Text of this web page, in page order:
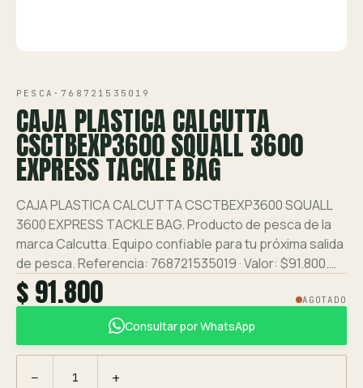
PESCA · 768721535019
CAJA PLASTICA CALCUTTA
CSCTBEXP3600 SQUALL 3600
EXPRESS TACKLE BAG
CAJA PLASTICA CALCUTTA CSCTBEXP3600 SQUALL
3600 EXPRESS TACKLE BAG. Producto de pesca de la
marca Calcutta. Equipo confiable para tu próxima salida
de pesca. Referencia: 768721535019 · Valor: $91.800.…
$ 91.800 AGOTADO
Consultar por WhatsApp
− +